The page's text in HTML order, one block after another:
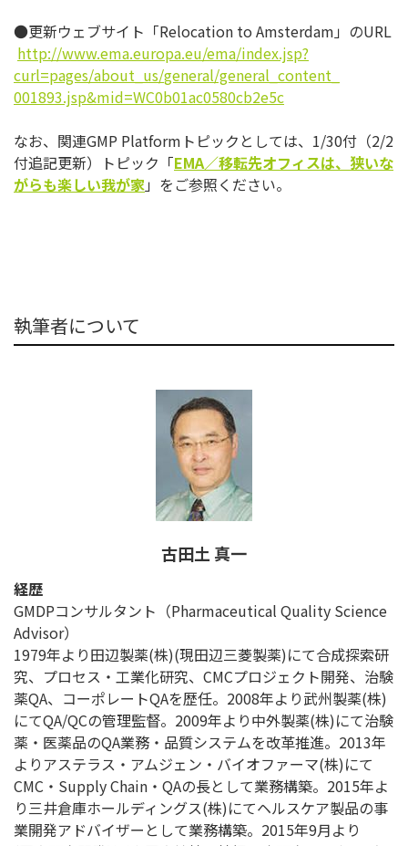
●更新ウェブサイト「Relocation to Amsterdam」のURL
http://www.ema.europa.eu/ema/index.jsp?
curl=pages/about_us/general/general_content_
001893.jsp&mid=WC0b01ac0580cb2e5c
なお、関連GMP Platformトピックとしては、1/30付（2/2
付追記更新）トピック「EMA／移転先オフィスは、 狭いな
がらも楽しい我が家」をご参照ください。
執筆者について
古田土 真一
経歴
GMDPコンサルタント（Pharmaceutical Quality Science
Advisor）
1979年より田辺製薬(株)(現田辺三菱製薬)にて合成探索研
究、プロセス・工業化研究、CMCプロジェクト開発、治験
薬QA、コーポレートQAを歴任。2008年より武州製薬(株)
にてQA/QCの管理監督。2009年より中外製薬(株)にて治験
薬・医薬品のQA業務・品質システムを改革推進。2013年
よりアステラス・アムジェン・バイオファーマ(株)にて
CMC・Supply Chain・QAの長として業務構築。2015年よ
り三井倉庫ホールディングス(株)にてヘルスケア製品の事
業開発アドバイザーとして業務構築。2015年9月より